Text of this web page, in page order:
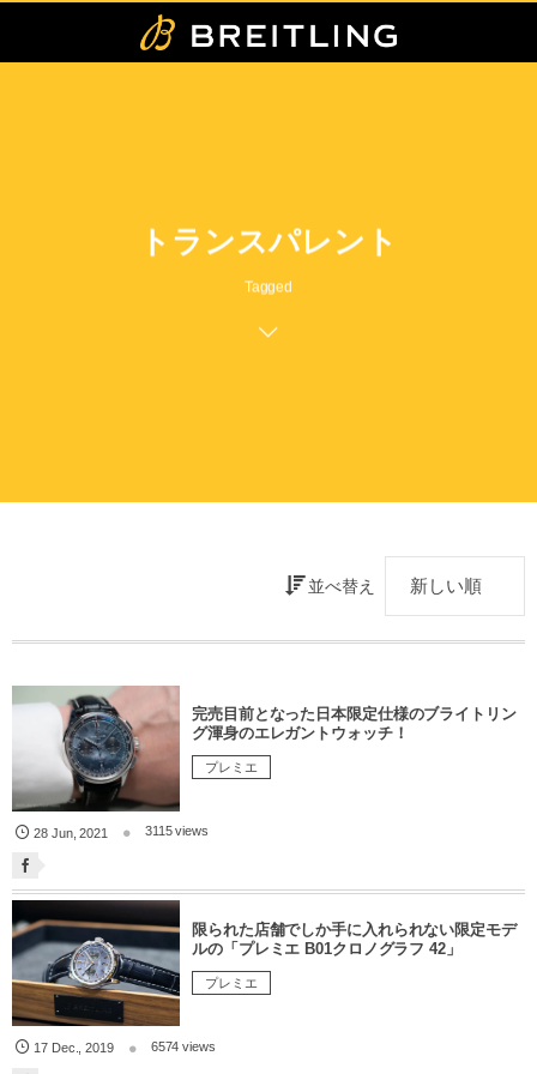
トランスパレント
Tagged
並べ替え
完売目前となった日本限定仕様のブライトリン
グ渾身のエレガントウォッチ！
プレミエ
28 Jun,2021 3115 views
限られた店舗でしか手に入れられない限定モデ
ルの「プレミエ B01クロノグラフ 42」
プレミエ
17 Dec. ,2019 6574 views